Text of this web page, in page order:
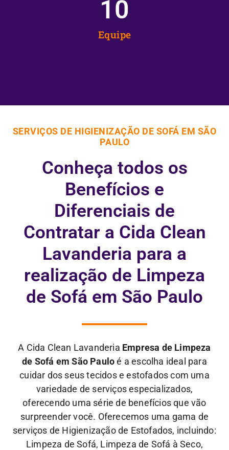
Equipe
10
SERVIÇOS DE HIGIENIZAÇÃO DE SOFÁ EM SÃO
PAULO
Conheça todos os
Benefícios e
Diferenciais de
Contratar a Cida Clean
Lavanderia para a
realização de Limpeza
de Sofá em São Paulo
A Cida Clean Lavanderia Empresa de Limpeza
de Sofá em São Pauloé a escolha ideal para
cuidar dos seus tecidos e estofados com uma
variedade de serviços especializados,
oferecendo uma série de benefícios que vão
surpreender você. Oferecemos uma gama de
serviços de Higienização de Estofados, incluindo:
Limpeza de Sofá, Limpeza de Sofá à Seco,